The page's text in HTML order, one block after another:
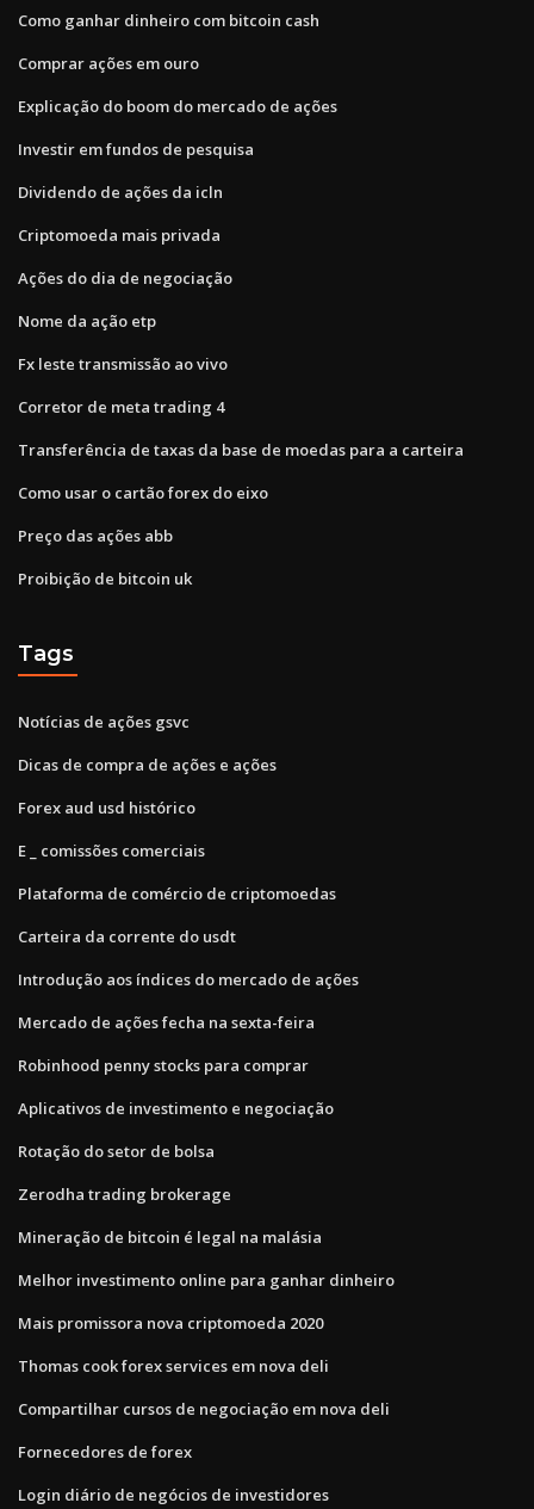
Como ganhar dinheiro com bitcoin cash
Comprar ações em ouro
Explicação do boom do mercado de ações
Investir em fundos de pesquisa
Dividendo de ações da icln
Criptomoeda mais privada
Ações do dia de negociação
Nome da ação etp
Fx leste transmissão ao vivo
Corretor de meta trading 4
Transferência de taxas da base de moedas para a carteira
Como usar o cartão forex do eixo
Preço das ações abb
Proibição de bitcoin uk
Tags
Notícias de ações gsvc
Dicas de compra de ações e ações
Forex aud usd histórico
E _ comissões comerciais
Plataforma de comércio de criptomoedas
Carteira da corrente do usdt
Introdução aos índices do mercado de ações
Mercado de ações fecha na sexta-feira
Robinhood penny stocks para comprar
Aplicativos de investimento e negociação
Rotação do setor de bolsa
Zerodha trading brokerage
Mineração de bitcoin é legal na malásia
Melhor investimento online para ganhar dinheiro
Mais promissora nova criptomoeda 2020
Thomas cook forex services em nova deli
Compartilhar cursos de negociação em nova deli
Fornecedores de forex
Login diário de negócios de investidores